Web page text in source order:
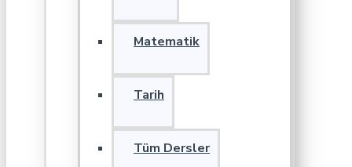
Matematik
Tarih
Tüm Dersler